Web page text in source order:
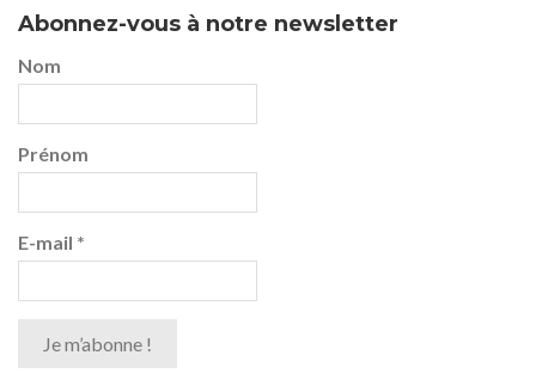
Abonnez-vous à notre newsletter
Nom
Prénom
E-mail *